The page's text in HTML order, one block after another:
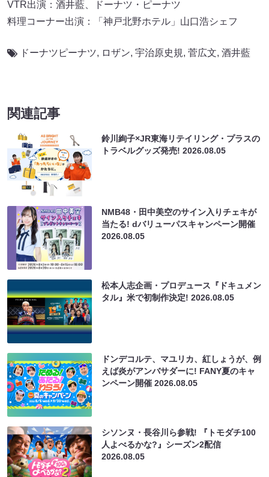
VTR出演：酒井藍、ドーナツ・ピーナツ
料理コーナー出演：「神戸北野ホテル」山口浩シェフ
ドーナツピーナツ, ロザン, 宇治原史規, 菅広文, 酒井藍
関連記事
鈴川絢子×JR東海リテイリング・プラスの
トラベルグッズ発売!2026.08.05
NMB48・田中美空のサイン入りチェキが
当たる! dバリューパスキャンペーン開催
2026.08.05
松本人志企画・プロデュース『ドキュメン
タル』米で初制作決定!2026.08.05
ドンデコルテ、マユリカ、紅しょうが、例
えば炎がアンバサダーに! FANY夏のキャ
ンペーン開催2026.08.05
シソンヌ・長谷川ら参戦! 『トモダチ100
人よべるかな?』シーズン2配信
2026.08.05